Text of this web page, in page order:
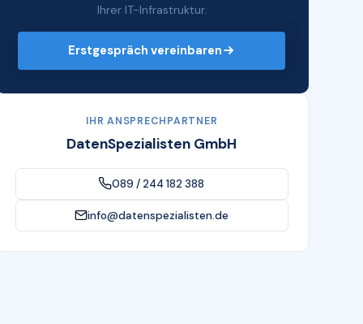
Ihrer IT-Infrastruktur.
Erstgespräch vereinbaren
IHR ANSPRECHPARTNER
DatenSpezialisten GmbH
089 / 244 182 388
info@datenspezialisten.de